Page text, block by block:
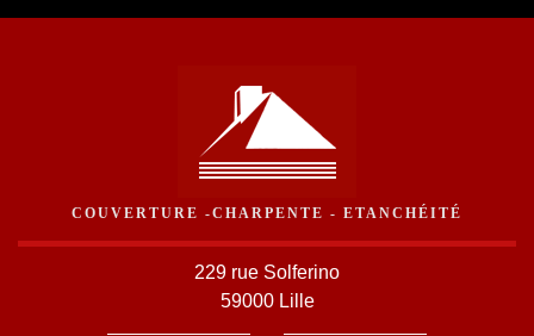
COUVERTURE -CHARPENTE - ETANCHÉITÉ
229 rue Solferino
59000 Lille